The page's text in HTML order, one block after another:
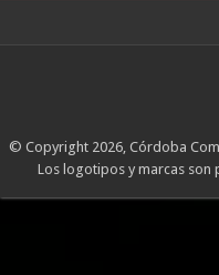
© Copyright 2026, Córdoba
Los logotipos y marcas son